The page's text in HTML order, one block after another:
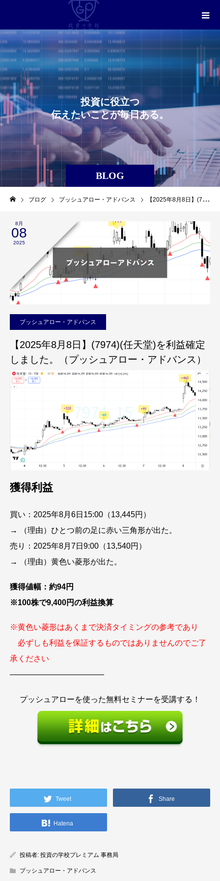
BLOG
投資に役立つ
伝え たいことが毎日ある。
ブログ プッシュアロー・アドバンス 【2025年8月8日】(7974)(任天堂)を利益確定しました。（プッシュアロー・アドバンス）
8月
08
2025
プッシュアロー・アドバンス
【2025年8月8日】(7974)(任天堂)を利益確定
しました。（プッシュアロー・アドバンス）
獲得利益
買い：2025年8月6日15:00（13,445円）
→ （理由）ひとつ前の足に赤い三角形が出た。
売り：2025年8月7日9:00（13,540円）
→ （理由）黄色い菱形が出た。
獲得値幅：約94円
※100株で9,400円の利益換算
※黄色い菱形はあくまで決済タイミングの参考であり
必ずしも利益を保証するものではありませんのでご了
承ください
————————————
プッシュアローを使った無料セミナーを受講する！
Tweet Share
Hatena
投稿者: 投資の学校プレミアム 事務局
プッシュアロー・アドバンス